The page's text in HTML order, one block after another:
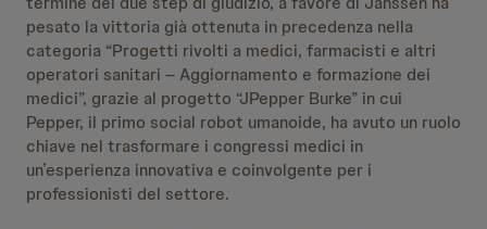
pesato la vittoria già ottenuta in precedenza nella
categoria “Progetti rivolti a medici, farmacisti e altri
operatori sanitari – Aggiornamento e formazione dei
medici”, grazie al progetto “JPepper Burke” in cui
Pepper, il primo social robot umanoide, ha avuto un ruolo
chiave nel trasformare i congressi medici in
un’esperienza innovativa e coinvolgente per i
professionisti del settore.